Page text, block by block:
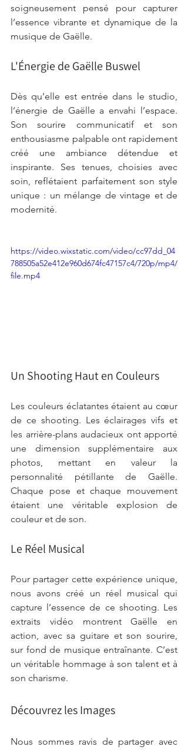
soigneusement pensé pour capturer
l’essence vibrante et dynamique de la
musique de Gaëlle.
L'Énergie de Gaëlle Buswel
Dès qu’elle est entrée dans le studio,
l’énergie de Gaëlle a envahi l’espace.
Son sourire communicatif et son
enthousiasme palpable ont rapidement
créé une ambiance détendue et
inspirante. Ses tenues, choisies avec
soin, reflétaient parfaitement son style
unique : un mélange de vintage et de
modernité.
https://video.wixstatic.com/video/cc97dd_04
788505a52e412e960d674fc47157c4/720p/mp4/
file.mp4
Un Shooting Haut en Couleurs
Les couleurs éclatantes étaient au cœur
de ce shooting. Les éclairages vifs et
les arrière-plans audacieux ont apporté
une dimension supplémentaire aux
photos, mettant en valeur la
personnalité pétillante de Gaëlle.
Chaque pose et chaque mouvement
étaient une véritable explosion de
couleur et de son.
Le Réel Musical
Pour partager cette expérience unique,
nous avons créé un réel musical qui
capture l’essence de ce shooting. Les
extraits vidéo montrent Gaëlle en
action, avec sa guitare et son sourire,
sur fond de musique entraînante. C’est
un véritable hommage à son talent et à
son charisme.
Découvrez les Images
Nous sommes ravis de partager avec